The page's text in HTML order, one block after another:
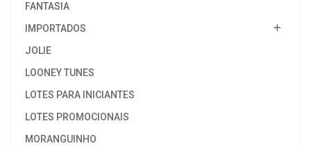
FANTASIA
IMPORTADOS
JOLIE
LOONEY TUNES
LOTES PARA INICIANTES
LOTES PROMOCIONAIS
MORANGUINHO